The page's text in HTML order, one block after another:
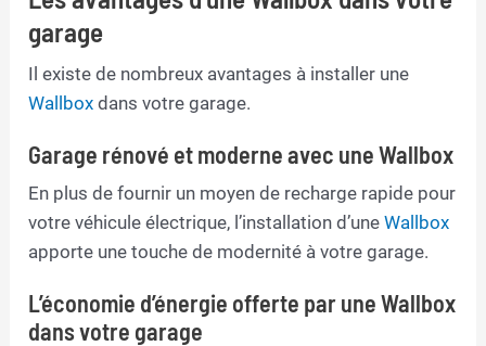
garage
Il existe de nombreux avantages à installer une
Wallbox dans votre garage.
Garage rénové et moderne avec une Wallbox
En plus de fournir un moyen de recharge rapide pour
votre véhicule électrique, l’installation d’uneWallbox
apporte une touche de modernité à votre garage.
L’économie d’énergie offerte par une Wallbox
dans votre garage